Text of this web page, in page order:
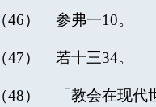
（46） 参弗一10。
（47） 若十三34。
（48） 「教会在现代